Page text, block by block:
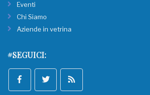
Eventi
Chi Siamo
Aziende in vetrina
#SEGUICI: